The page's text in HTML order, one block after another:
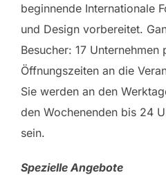
beginnende Internationale
und Design vorbereitet.
Besucher: 17 Unternehmen
Öffnungszeiten an die
Sie werden an den
den Wochenenden bis 24
sein.
Spezielle Angebote